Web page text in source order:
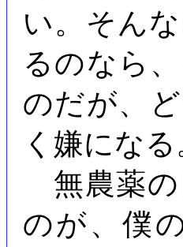
い。そん
るのなら
のだが、
く嫌になる
無農薬の
のが、僕